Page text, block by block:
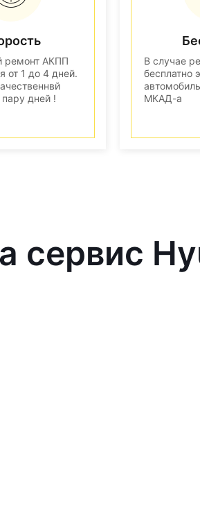
ремонт АКПП
от 1 до 4 дней.
пару дней !
В случае
бесплатно
МКАД-а
сервис